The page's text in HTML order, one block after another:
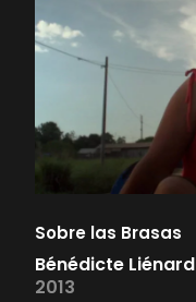
Sobre las Brasas
Bénédicte Liénard
2013